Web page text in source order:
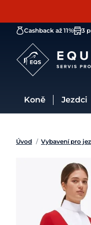
Cashback až 11% 3
Koně Jezdci
Úvod / Vybavení pro